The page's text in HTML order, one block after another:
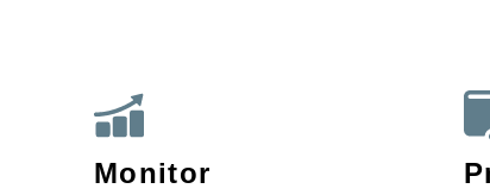
Monitor